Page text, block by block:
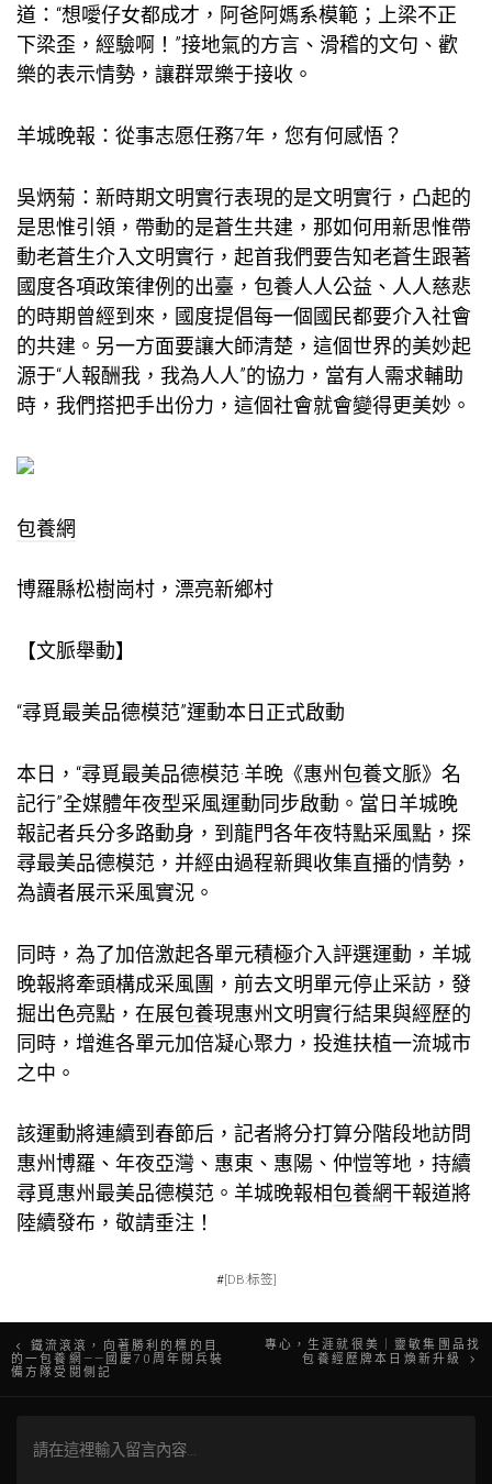
道：“想噯仔女都成才，阿爸阿媽系模範；上梁不正
下梁歪，經驗啊！”接地氣的方言、滑稽的文句、歡
樂的表示情勢，讓群眾樂于接收。
羊城晚報：從事志愿任務7年，您有何感悟？
吳炳菊：新時期文明實行表現的是文明實行，凸起的
是思惟引領，帶動的是蒼生共建，那如何用新思惟帶
動老蒼生介入文明實行，起首我們要告知老蒼生跟著
國度各項政策律例的出臺， 包養人人公益、人人慈悲
的時期曾經到來，國度提倡每一個國民都要介入社會
的共建。另一方面要讓大師清楚，這個世界的美妙起
源于“人報酬我，我為人人”的協力，當有人需求輔助
時，我們搭把手出份力，這個社會就會變得更美妙。
包養網
博羅縣松樹崗村，漂亮新鄉村
【文脈舉動】
“尋覓最美品德模范”運動本日正式啟動
本日，“尋覓最美品德模范·羊晚《惠州包養文脈》名
記行”全媒體年夜型采風運動同步啟動。當日羊城晚
報記者兵分多路動身，到龍門各年夜特點采風點，探
尋最美品德模范，并經由過程新興收集直播的情勢，
為讀者展示采風實況。
同時，為了加倍激起各單元積極介入評選運動，羊城
晚報將牽頭構成采風團，前去文明單元停止采訪，發
掘出色亮點，在展包養現惠州文明實行結果與經歷的
同時，增進各單元加倍凝心聚力，投進扶植一流城市
之中。
該運動將連續到春節后，記者將分打算分階段地訪問
惠州博羅、年夜亞灣、惠東、惠陽、仲愷等地，持續
尋覓惠州最美品德模范。羊城晚報相包養網干報道將
陸續發布，敬請垂注！
#[DB:标签]
文
章
導
鐵流滾滾，向著勝利的標的目
的一包養網——國慶70周年閱兵裝
備方隊受閱側記
專心，生涯就很美｜靈敏集團品找
包養經歷牌本日煥新升級